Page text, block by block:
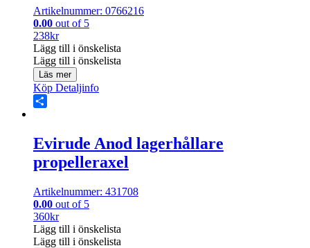
Artikelnummer: 0766216
0.00 out of 5
238kr
Lägg till i önskelista
Lägg till i önskelista
Läs mer
Köp Detaljinfo
Evirude Anod lagerhållare
propelleraxel
Artikelnummer: 431708
0.00 out of 5
360kr
Lägg till i önskelista
Lägg till i önskelista